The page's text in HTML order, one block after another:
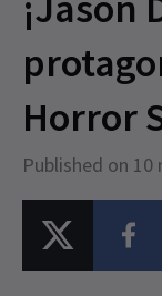
Horror
Published on 10